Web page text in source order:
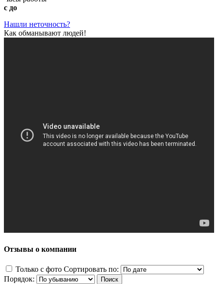
с до
Нашли неточность?
Как обманывают людей!
Отзывы о компании
Только с фото Сортировать по:
Порядок: